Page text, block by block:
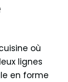
où
lignes
en forme